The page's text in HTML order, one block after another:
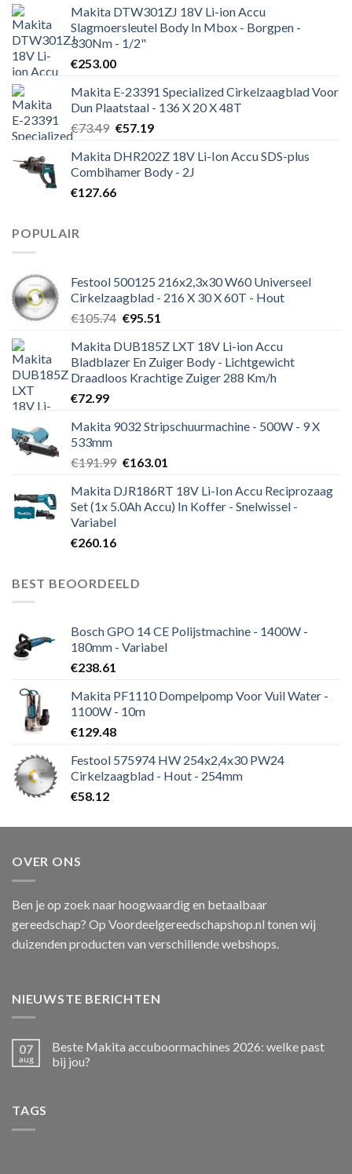
Makita DTW301ZJ 18V Li-ion Accu
Slagmoersleutel Body In Mbox - Borgpen -
330Nm - 1/2"
€253.00
Makita E-23391 Specialized Cirkelzaagblad Voor
Dun Plaatstaal - 136 X 20 X 48T
€73.49 Oorspronkelijke
was:
€73.49.
€57.19Huidige
is:
€57.19.
Makita DHR202Z 18V Li-Ion Accu SDS-plus
Combihamer Body - 2J
€127.66
POPULAIR
Festool 500125 216x2,3x30 W60 Universeel
Cirkelzaagblad - 216 X 30 X 60T - Hout
€105.74 Oorspronkelijke
was:
€105.74.
€95.51
is:
€95.51.
Makita DUB185Z LXT 18V Li-ion Accu
Bladblazer En Zuiger Body - Lichtgewicht
Draadloos Krachtige Zuiger 288 Km/h
€72.99
Makita 9032 Stripschuurmachine - 500W - 9 X
533mm
€191.99 Oorspronkelijke
was:
€191.99.
€163.01
is:
€163.01.
Makita DJR186RT 18V Li-Ion Accu Reciprozaag
Set (1x 5.0Ah Accu) In Koffer - Snelwissel -
Variabel
€260.16
BEST BEOORDEELD
Bosch GPO 14 CE Polijstmachine - 1400W -
180mm - Variabel
€238.61
Makita PF1110 Dompelpomp Voor Vuil Water -
1100W - 10m
€129.48
Festool 575974 HW 254x2,4x30 PW24
Cirkelzaagblad - Hout - 254mm
€58.12
OVER ONS
Ben je op zoek naar hoogwaardig en betaalbaar
gereedschap? Op Voordeelgereedschapshop.nl tonen wij
duizenden producten van verschillende webshops.
NIEUWSTE BERICHTEN
07
aug
Beste Makita accuboormachines 2026: welke past
bij jou?
TAGS